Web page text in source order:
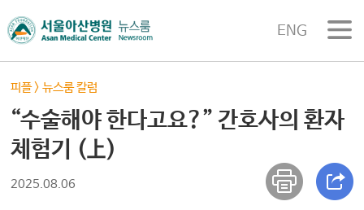
ENG
피플>뉴스룸 칼럼
“수술해야 한다고요?” 간호사의 환자
체험기 (上)
2025.08.06